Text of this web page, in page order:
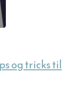
og tricks til